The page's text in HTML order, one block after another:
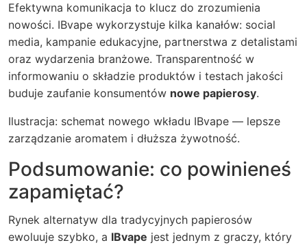
Efektywna komunikacja to klucz do zrozumienia
nowości. IBvape wykorzystuje kilka kanałów: social
media, kampanie edukacyjne, partnerstwa z detalistami
oraz wydarzenia branżowe. Transparentność w
informowaniu o składzie produktów i testach jakości
buduje zaufanie konsumentów nowe papierosy.
Ilustracja: schemat nowego wkładu IBvape — lepsze
zarządzanie aromatem i dłuższa żywotność.
Podsumowanie: co powinieneś
zapamiętać?
Rynek alternatyw dla tradycyjnych papierosów
ewoluuje szybko, a IBvape jest jednym z graczy, który